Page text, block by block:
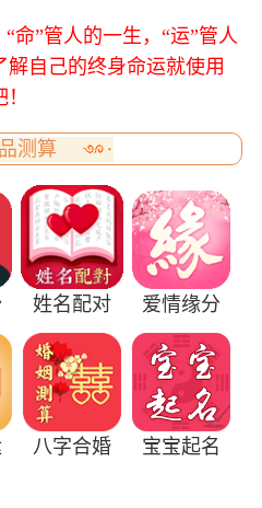
命”管人的一生，“运”管人
自己的终身命运就使用
测算
姓名配对 爱情缘分
八字合婚 宝宝起名